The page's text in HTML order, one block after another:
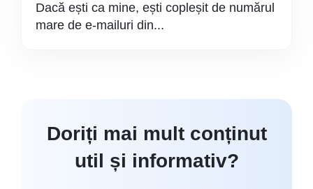
Dacă ești ca mine, ești copleșit de numărul
mare de e-mailuri din...
Doriți mai mult conținut
util și informativ?